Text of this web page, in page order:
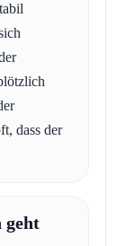
dass der
geht